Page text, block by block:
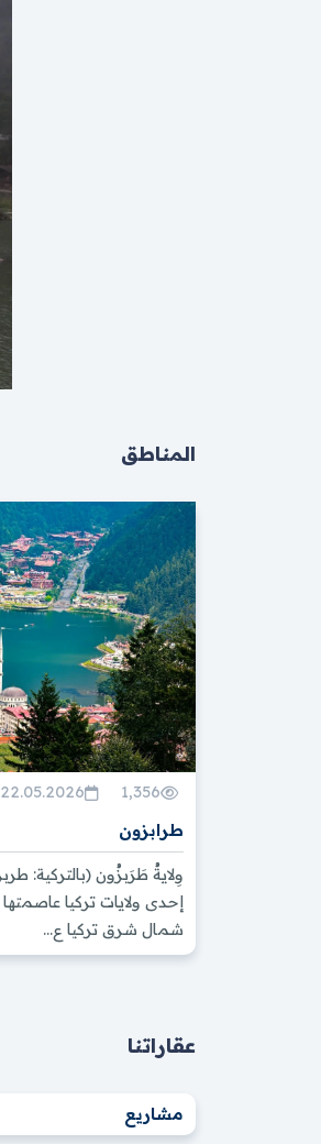
المناطق
1,356
22.05.2026
طرابزون
إحدى ولايات تركيا
شمال شرق تركيا ع...
عقاراتنا
مشاريع